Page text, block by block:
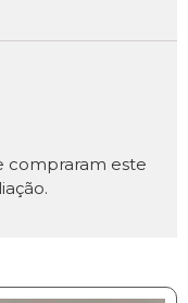
compraram este